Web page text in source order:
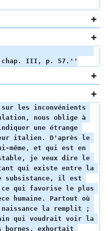
p. 57.''
sur les inconvénients
nous oblige à
une étrange
italien. D'après le
même, et qui est en
je veux dire le
qui existe entre la
subsistance, il est
qui favorise le plus
humaine. Partout où
la remplit ;
qui voudrait voir la
bornes, exhortait